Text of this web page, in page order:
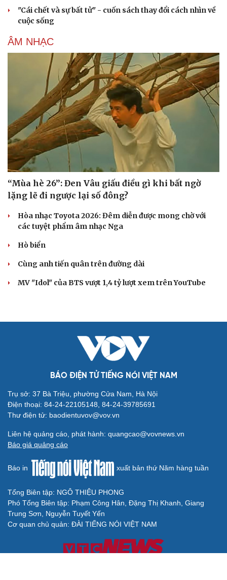
"Cái chết và sự bất tử" - cuốn sách thay đổi cách nhìn về
cuộc sống
ÂM NHẠC
“Mùa hè 26”: Đen Vâu giấu điều gì khi bất ngờ
lặng lẽ đi ngược lại số đông?
Hòa nhạc Toyota 2026: Đêm diễn được mong chờ với
các tuyệt phẩm âm nhạc Nga
Hò biển
Cùng anh tiến quân trên đường dài
MV "Idol" của BTS vượt 1,4 tỷ lượt xem trên YouTube
BÁO ĐIỆN TỬ TIẾNG NÓI VIỆT NAM
Trụ sở: 37 Bà Triệu, phường Cửa Nam, Hà Nội
Điện thoại: 84-24-22105148, 84-24-39785691
Thư điện tử: baodientuvov@vov.vn
Liên hệ quảng cáo, phát hành: quangcao@vovnews.vn
Báo giá quảng cáo
Báo in xuất bản thứ Năm hàng tuần
Tổng Biên tập: NGÔ THIỆU PHONG
Phó Tổng Biên tập: Phạm Công Hân, Đặng Thị Khanh, Giang
Trung Sơn, Nguyễn Tuyết Yến
Cơ quan chủ quản: ĐÀI TIẾNG NÓI VIỆT NAM